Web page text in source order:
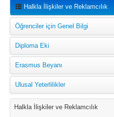
Halkla İlişkiler ve Reklamcılık
Öğrenciler için Genel Bilgi
Diploma Eki
Erasmus Beyanı
Ulusal Yeterlilikler
Halkla İlişkiler ve Reklamcılık